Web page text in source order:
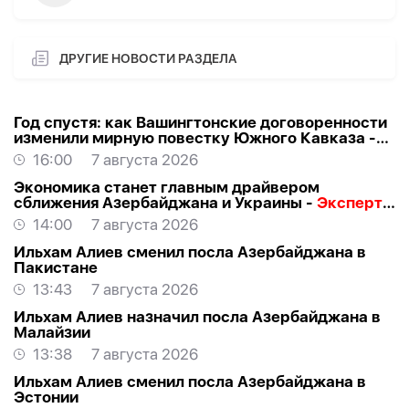
ДРУГИЕ НОВОСТИ РАЗДЕЛА
Год спустя: как Вашингтонские договоренности
изменили мирную повестку Южного Кавказа -
ВЗГЛЯД
16:00
7 августа 2026
Экономика станет главным драйвером
сближения Азербайджана и Украины - Эксперт о
визите Байрамова в Киев
14:00
7 августа 2026
Ильхам Алиев сменил посла Азербайджана в
Пакистане
13:43
7 августа 2026
Ильхам Алиев назначил посла Азербайджана в
Малайзии
13:38
7 августа 2026
Ильхам Алиев сменил посла Азербайджана в
Эстонии